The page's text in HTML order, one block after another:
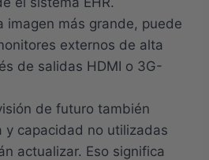
imagen más grande, puede
externos de alta
de salidas HDMI o 3G-
de futuro también
y capacidad no utilizadas
actualizar. Eso significa